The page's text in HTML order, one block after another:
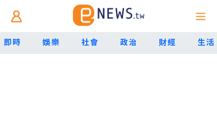
即時 娛樂 社會 政治 財經 生活